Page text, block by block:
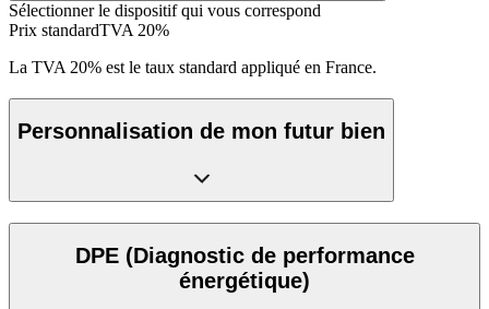
Sélectionner le dispositif qui vous correspond
Prix standardTVA 20%
La TVA 20% est le taux standard appliqué en France.
Personnalisation de mon futur bien
DPE (Diagnostic de performance
énergétique)